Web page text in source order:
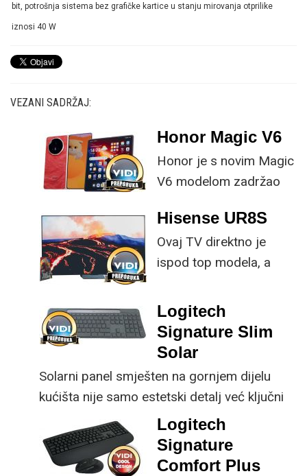
bit, potrošnja sistema bez grafičke kartice u stanju mirovanja otprilike
iznosi 40 W
VEZANI SADRŽAJ:
Honor Magic V6
Honor je s novim Magic
V6 modelom zadržao
specifikacije, no
istovremeno
implementirao
ključne svakom
korisniku.
Hisense UR8S
Ovaj TV direktno je
ispod top modela, a
male ustupke možete
osjetno uštedjeti pri
kupnji.
Logitech
Signature Slim
Solar
Solarni panel smješten na gornjem dijelu
kućišta nije samo estetski detalj već ključni
dio koncepta ovog proizvoda, jer koristi
energiju prirodnog ili umjetnog svjetla za
rad.
Logitech
Signature
Comfort Plus